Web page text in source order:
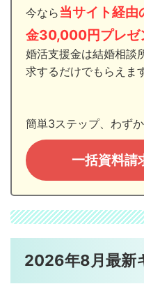
今なら当サイト経由
金30,000円プレゼ
婚活支援金は結婚相談
求するだけでもらえま
簡単3ステップ、わず
一括資料請
2026年8月最新